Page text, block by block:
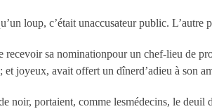
loup, c’était unaccusateur public. L’autre
recevoir sa nominationpour un chef-lieu de
; et joyeux, avait offert un dînerd’adieu à son
noir, portaient, comme lesmédecins, le deuil